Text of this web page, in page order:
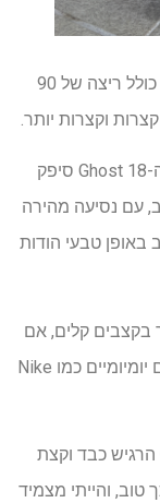
בדקתי את ה-Ghost 18 עם מגוון ריצות אימון, כולל ריצה של 90
לאחר שרץ בדגמים האחרונים של ה-Ghost, ה-Ghost 18 סיפק
עם נסיעה מהירה
באופן טבעי הודות
בקצבים קלים, אם
כי היא לא קופצנית ומרופדת כמו כמה מאמנים יומיומיים כמו Nike
כשדחפתי לקצבים מהירים יותר, ה-Ghost 18 הרגיש כבד וקצת
והייתי מצמיד